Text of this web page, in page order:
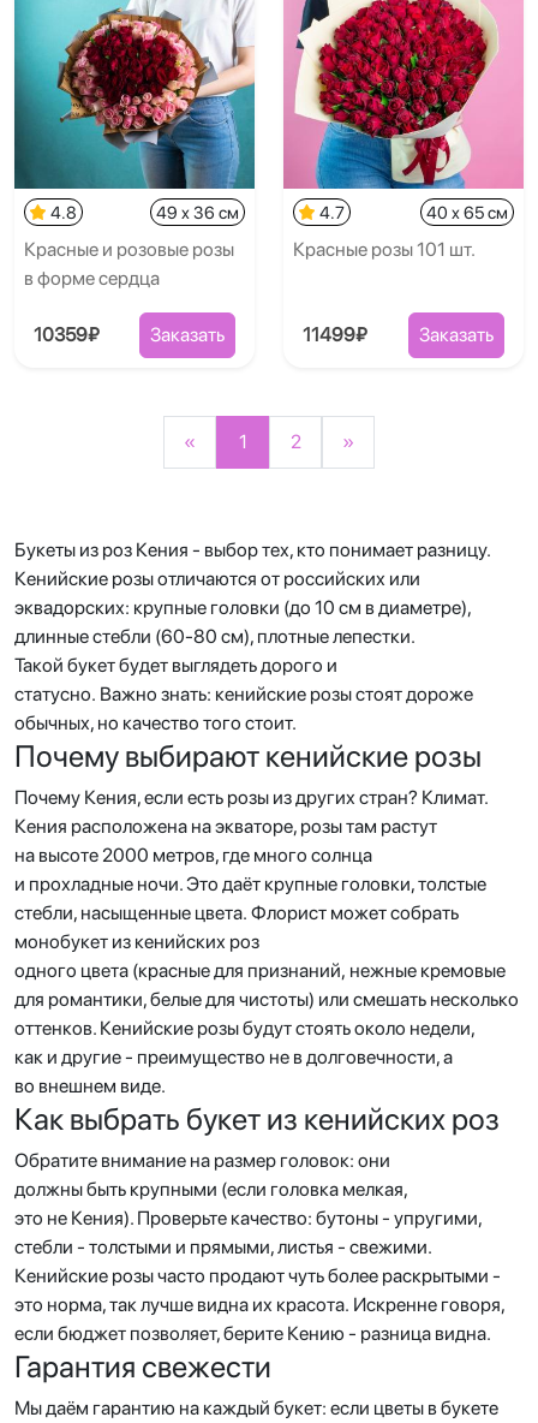
4.8 49 x 36 см
Красные и розовые розы
в форме сердца
10359₽ Заказать
4.7 40 x 65 см
Красные розы 101 шт.
11499₽ Заказать
« 1 2 »
Букеты из роз Кения - выбор тех, кто понимает разницу.
Кенийские розы отличаются от российских или
эквадорских: крупные головки (до 10 см в диаметре),
длинные стебли (60-80 см), плотные лепестки.
Такой букет будет выглядеть дорого и
статусно. Важно знать: кенийские розы стоят дороже
обычных, но качество того стоит.
Почему выбирают кенийские розы
Почему Кения, если есть розы из других стран? Климат.
Кения расположена на экваторе, розы там растут
на высоте 2000 метров, где много солнца
и прохладные ночи. Это даёт крупные головки, толстые
стебли, насыщенные цвета. Флорист может собрать
монобукет из кенийских роз
одного цвета (красные для признаний, нежные кремовые
для романтики, белые для чистоты) или смешать несколько
оттенков. Кенийские розы будут стоять около недели,
как и другие - преимущество не в долговечности, а
во внешнем виде.
Как выбрать букет из кенийских роз
Обратите внимание на размер головок: они
должны быть крупными (если головка мелкая,
это не Кения). Проверьте качество: бутоны - упругими,
стебли - толстыми и прямыми, листья - свежими.
Кенийские розы часто продают чуть более раскрытыми -
это норма, так лучше видна их красота. Искренне говоря,
если бюджет позволяет, берите Кению - разница видна.
Гарантия свежести
Мы даём гарантию на каждый букет: если цветы в букете